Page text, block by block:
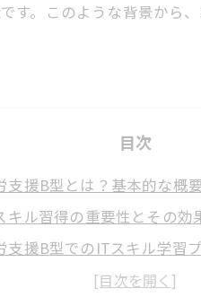
す。このような背景から
目次
支援B型とは？基本的な概
キル習得の重要性とその効
支援B型でのITスキル学習
ート体制と支援内容：学び